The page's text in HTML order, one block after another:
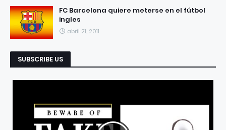
FC Barcelona quiere meterse en el fútbol
ingles
abril 21, 2011
SUBSCRIBE US